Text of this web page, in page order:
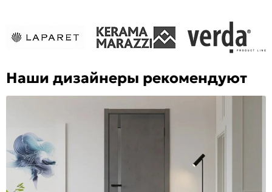
Наши дизайнеры рекомендуют